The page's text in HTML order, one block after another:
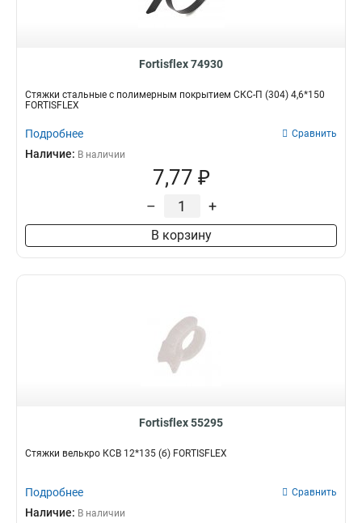
Fortisflex 74930
Стяжки стальные с полимерным покрытием СКС-П (304) 4,6*150
FORTISFLEX
Подробнее Сравнить
Наличие: В наличии
7,77 ₽
– +
В корзину
Fortisflex 55295
Стяжки велькро КСВ 12*135 (б) FORTISFLEX
Подробнее Сравнить
Наличие: В наличии